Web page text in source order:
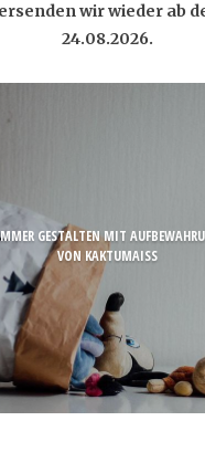
wir wieder ab
24.08.2026.
GESTALTEN MIT
VON KAKTUMAISS